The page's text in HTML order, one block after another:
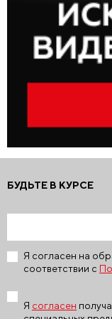
БУДЬТЕ В КУРСЕ
Я согласен на
соответствии с
Я согласен